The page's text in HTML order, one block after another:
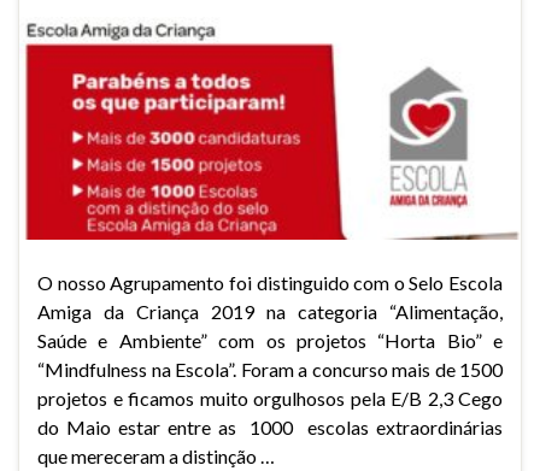
O nosso Agrupamento foi distinguido com o Selo Escola
Amiga da Criança 2019 na categoria “Alimentação,
Saúde e Ambiente” com os projetos “Horta Bio” e
“Mindfulness na Escola”. Foram a concurso mais de 1500
projetos e ficamos muito orgulhosos pela E/B 2,3 Cego
do Maio estar entre as 1000 escolas extraordinárias
que mereceram a distinção …